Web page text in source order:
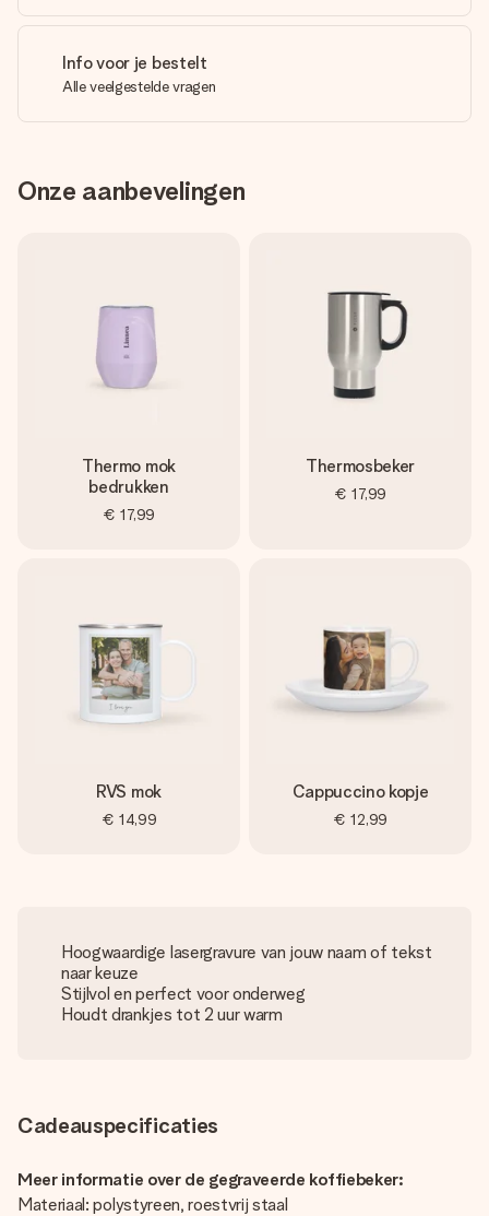
Info voor je bestelt
Alle veelgestelde vragen
Onze aanbevelingen
Thermo mok
bedrukken
€ 17,99
Thermosbeker
€ 17,99
RVS mok
€ 14,99
Cappuccino kopje
€ 12,99
Hoogwaardige lasergravure van jouw naam of tekst
naar keuze
Stijlvol en perfect voor onderweg
Houdt drankjes tot 2 uur warm
Cadeauspecificaties
Meer informatie over de gegraveerde koffiebeker:
Materiaal: polystyreen, roestvrij staal